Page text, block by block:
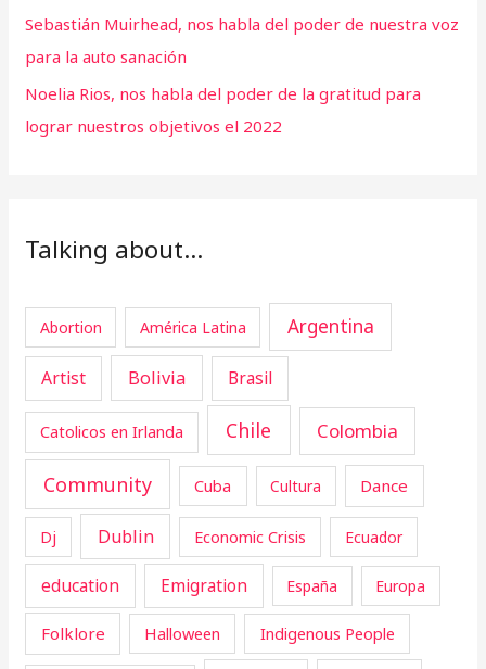
Sebastián Muirhead, nos habla del poder de nuestra voz
para la auto sanación
Noelia Rios, nos habla del poder de la gratitud para
lograr nuestros objetivos el 2022
Talking about…
Abortion América Latina Argentina
Artist Bolivia Brasil
Catolicos en Irlanda Chile Colombia
Community Cuba Cultura Dance
Dj Dublin Economic Crisis Ecuador
education Emigration España Europa
Folklore Halloween Indigenous People